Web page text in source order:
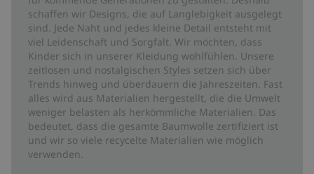
schaffen wir Designs, die auf Langlebigkeit ausgelegt
sind. Jede Naht und jedes kleine Detail entsteht mit
viel Leidenschaft und Sorgfalt. Wir möchten, dass
Kinder sich in unserer Kleidung wohlfühlen. Unsere
zeitlosen und nostalgischen Styles setzen sich über
Trends hinweg und überdauern die Jahreszeiten. Fast
alles wird aus Materialien hergestellt, die die Umwelt
weniger belasten als herkömmliche Materialien. Das
bedeutet, dass die gesamte Baumwolle zertifiziert ist
und wir so viele recycelte Materialien wie möglich
verwenden.